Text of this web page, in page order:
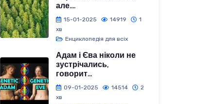
але....
15-01-2025 14919
1
хв
Енциклопедія для всіх
Адам і Єва ніколи не
зустрічались,
говорит...
09-01-2025 14514
2
хв